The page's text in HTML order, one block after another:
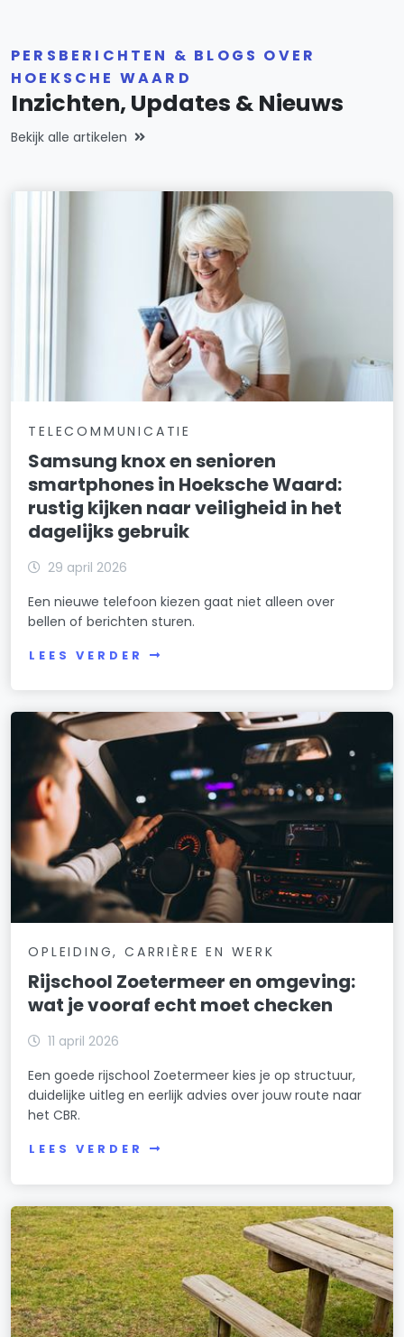
PERSBERICHTEN & BLOGS OVER
HOEKSCHE WAARD
Inzichten, Updates & Nieuws
Bekijk alle artikelen
TELECOMMUNICATIE
Samsung knox en senioren
smartphones in Hoeksche Waard:
rustig kijken naar veiligheid in het
dagelijks gebruik
29 april 2026
Een nieuwe telefoon kiezen gaat niet alleen over
bellen of berichten sturen.
LEES VERDER
OPLEIDING, CARRIÈRE EN WERK
Rijschool Zoetermeer en omgeving:
wat je vooraf echt moet checken
11 april 2026
Een goede rijschool Zoetermeer kies je op structuur,
duidelijke uitleg en eerlijk advies over jouw route naar
het CBR.
LEES VERDER